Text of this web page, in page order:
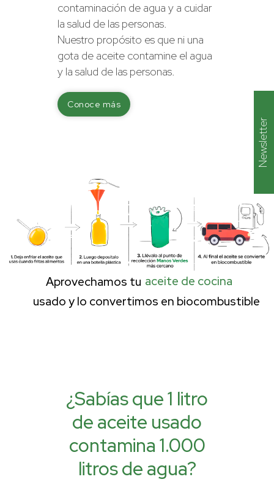
contaminación de agua y a cuidar
la salud de las personas.
Nuestro propósito es que ni una
gota de aceite contamine el agua
y la salud de las personas.
Conoce más
¿Sabías que 1 litro
de aceite usado
contamina 1.000
litros de agua?
Newsletter